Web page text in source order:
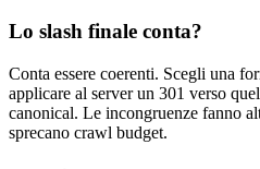
Lo slash finale conta?
Conta essere coerenti. Scegli una
applicare al server un 301 verso
canonical. Le incongruenze fanno
sprecano crawl budget.